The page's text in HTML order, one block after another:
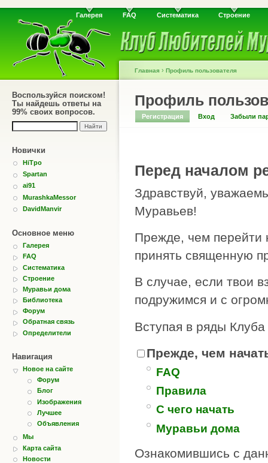
Галерея FAQ Систематика Строение
Воспользуйся поиском!
Ты найдешь ответы на
99% своих вопросов.
Новички
HiTpo
Spartan
ai91
MurashkaMessor
DavidManvir
Основное меню
Галерея
FAQ
Систематика
Строение
Муравьи дома
Библиотека
Форум
Обратная связь
Определители
Навигация
Новое на сайте
Форум
Блог
Изображения
Лучшее
Объявления
Мы
Карта сайта
Новости
Главная › Профиль пользователя
Профиль
Регистрация Вход Забыли
Перед началом
Здравствуй,
Муравьев!
Прежде, чем перейти
принять священную
В случае, если твои
подружимся и с
Вступая в ряды
Прежде, чем
FAQ
Правила
С чего начать
Муравьи дома
Ознакомившись с